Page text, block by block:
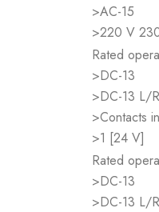
>AC-15
>220 V
Rated
>DC-13
>DC-13 L/
>Contacts
>1 [24 V]
Rated
>DC-13
>DC-13 L/